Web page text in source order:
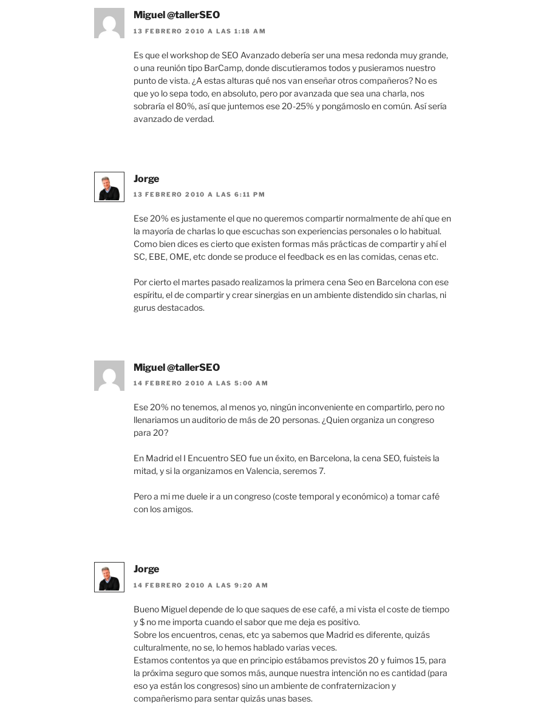
Miguel @tallerSEO
13 FEBRERO 2010 A LAS 1:18 AM
Es que el workshop de SEO Avanzado debería ser una mesa redonda muy grande,
o una reunión tipo BarCamp, donde discutieramos todos y pusieramos nuestro
punto de vista. ¿A estas alturas qué nos van enseñar otros compañeros? No es
que yo lo sepa todo, en absoluto, pero por avanzada que sea una charla, nos
sobraría el 80%, así que juntemos ese 20-25% y pongámoslo en común. Así sería
avanzado de verdad.
Jorge
13 FEBRERO 2010 A LAS 6:11 PM
Ese 20% es justamente el que no queremos compartir normalmente de ahí que en
la mayoría de charlas lo que escuchas son experiencias personales o lo habitual.
Como bien dices es cierto que existen formas más prácticas de compartir y ahí el
SC, EBE, OME, etc donde se produce el feedback es en las comidas, cenas etc.
Por cierto el martes pasado realizamos la primera cena Seo en Barcelona con ese
espíritu, el de compartir y crear sinergias en un ambiente distendido sin charlas, ni
gurus destacados.
Miguel @tallerSEO
14 FEBRERO 2010 A LAS 5:00 AM
Ese 20% no tenemos, al menos yo, ningún inconveniente en compartirlo, pero no
llenariamos un auditorio de más de 20 personas. ¿Quien organiza un congreso
para 20?
En Madrid el I Encuentro SEO fue un éxito, en Barcelona, la cena SEO, fuisteis la
mitad, y si la organizamos en Valencia, seremos 7.
Pero a mi me duele ir a un congreso (coste temporal y económico) a tomar café
con los amigos.
Jorge
14 FEBRERO 2010 A LAS 9:20 AM
Bueno Miguel depende de lo que saques de ese café, a mi vista el coste de tiempo
y $ no me importa cuando el sabor que me deja es positivo.
Sobre los encuentros, cenas, etc ya sabemos que Madrid es diferente, quizás
culturalmente, no se, lo hemos hablado varias veces.
Estamos contentos ya que en principio estábamos previstos 20 y fuimos 15, para
la próxima seguro que somos más, aunque nuestra intención no es cantidad (para
eso ya están los congresos) sino un ambiente de confraternizacion y
compañerismo para sentar quizás unas bases.